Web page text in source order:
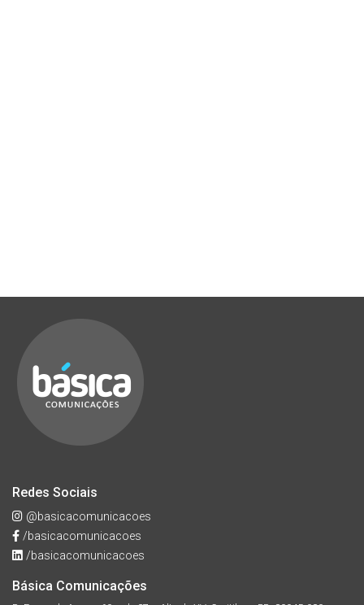
Redes Sociais
@basicacomunicacoes
/basicacomunicacoes
/basicacomunicacoes
Básica Comunicações